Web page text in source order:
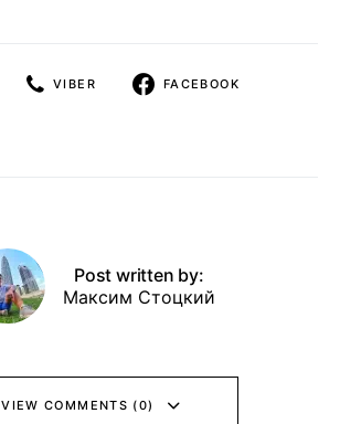
VIBER FACEBOOK
Post written by:
Максим Стоцкий
VIEW COMMENTS (0)